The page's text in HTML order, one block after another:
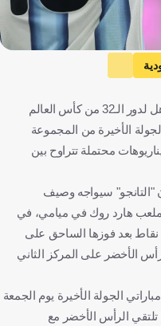
كرة قدم
بعد ضمان صدارة المجموعة العاشرة والتأهل لدور الـ32 من كأس العالم
الجولة الأخيرة من المجموعة
لتحديد منافسها المقبل، وسط 3 سيناريوهات محتملة تتراوح بين
"التانجو" سيواجه وصيف
الجمعة 3 يوليو على ملعب هارد روك في ميامي، في
وقت تتصدر فيه إسبانيا المجموعة برصيد 4 نقاط بعد فوزها الساحق على
والرأس الأخضر على المركز الثاني
الجولة الأخيرة يوم الجمعة
تلتقي الرأس الأخضر مع